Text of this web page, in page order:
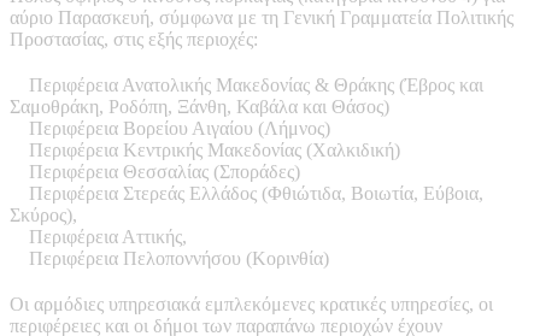
αύριο Παρασκευή, σύμφωνα με τη Γενική Γραμματεία Πολιτικής
Προστασίας, στις εξής περιοχές:
Περιφέρεια Ανατολικής Μακεδονίας & Θράκης (Έβρος και
Σαμοθράκη, Ροδόπη, Ξάνθη, Καβάλα και Θάσος)
Περιφέρεια Βορείου Αιγαίου (Λήμνος)
Περιφέρεια Κεντρικής Μακεδονίας (Χαλκιδική)
Περιφέρεια Θεσσαλίας (Σποράδες)
Περιφέρεια Στερεάς Ελλάδος (Φθιώτιδα, Βοιωτία, Εύβοια,
Σκύρος),
Περιφέρεια Αττικής,
Περιφέρεια Πελοποννήσου (Κορινθία)
Οι αρμόδιες υπηρεσιακά εμπλεκόμενες κρατικές υπηρεσίες, οι
περιφέρειες και οι δήμοι των παραπάνω περιοχών έχουν